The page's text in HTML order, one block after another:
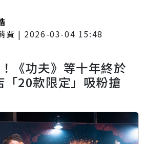
費 | 2026-03-04 15:48
《功夫》等十年終於
20款限定」吸粉搶